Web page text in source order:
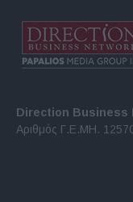
Direction Business
Αριθμός Γ.Ε.ΜΗ.